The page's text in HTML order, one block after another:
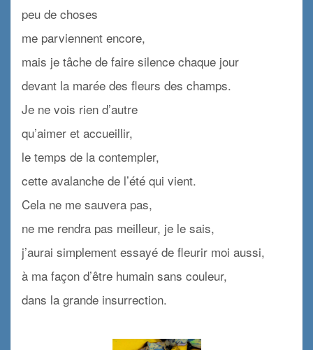
peu de choses
me parviennent encore,
mais je tâche de faire silence chaque jour
devant la marée des fleurs des champs.
Je ne vois rien d’autre
qu’aimer et accueillir,
le temps de la contempler,
cette avalanche de l’été qui vient.
Cela ne me sauvera pas,
ne me rendra pas meilleur, je le sais,
j’aurai simplement essayé de fleurir moi aussi,
à ma façon d’être humain sans couleur,
dans la grande insurrection.